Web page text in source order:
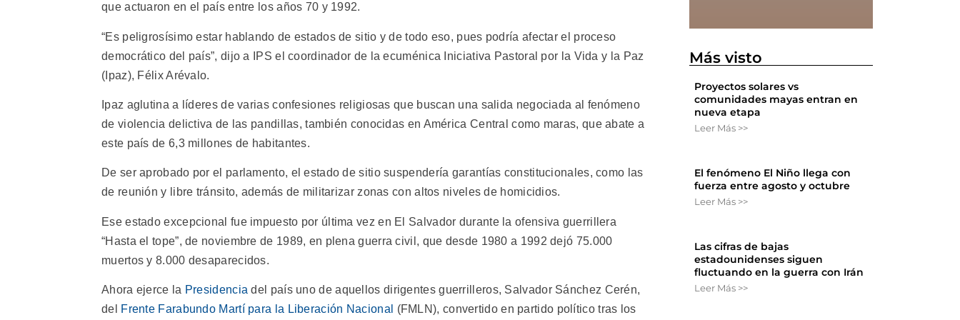
que actuaron en el país entre los años 70 y 1992.
“Es peligrosísimo estar hablando de estados de sitio y de todo eso, pues podría afectar el proceso
democrático del país”, dijo a IPS el coordinador de la ecuménica Iniciativa Pastoral por la Vida y la Paz
(Ipaz), Félix Arévalo.
Ipaz aglutina a líderes de varias confesiones religiosas que buscan una salida negociada al fenómeno
de violencia delictiva de las pandillas, también conocidas en América Central como maras, que abate a
este país de 6,3 millones de habitantes.
De ser aprobado por el parlamento, el estado de sitio suspendería garantías constitucionales, como las
de reunión y libre tránsito, además de militarizar zonas con altos niveles de homicidios.
Ese estado excepcional fue impuesto por última vez en El Salvador durante la ofensiva guerrillera
“Hasta el tope”, de noviembre de 1989, en plena guerra civil, que desde 1980 a 1992 dejó 75.000
muertos y 8.000 desaparecidos.
Ahora ejerce la Presidencia del país uno de aquellos dirigentes guerrilleros, Salvador Sánchez Cerén,
del
Frente Farabundo Martí para la Liberación Nacional
(FMLN), convertido en partido político tras los
Más visto
Proyectos solares vs
comunidades mayas entran en
nueva etapa
Leer Más >>
El fenómeno El Niño llega con
fuerza entre agosto y octubre
Leer Más >>
Las cifras de bajas
estadounidenses siguen
fluctuando en la guerra con Irán
Leer Más >>